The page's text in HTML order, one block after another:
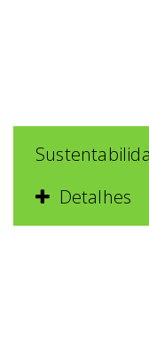
Detalhes